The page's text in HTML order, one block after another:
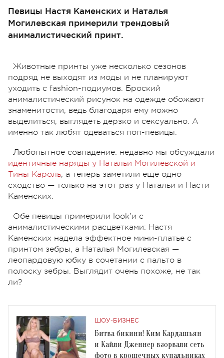
Певицы Настя Каменских и Наталья
Могилевская примерили трендовый
анималистический принт.
Животные принты уже несколько сезонов
подряд не выходят из моды и не планируют
уходить с fashion-подиумов. Броский
анималистический рисунок на одежде обожают
знаменитости, ведь благодаря ему можно
выделиться, выглядеть дерзко и сексуально. А
именно так любят одеваться поп-певицы.
Любопытное совпадение: недавно мы обсуждали
идентичные наряды у Натальи Могилевской и
Тины Кароль, а теперь заметили еще одно
сходство — только на этот раз у Натальи и Насти
Каменских.
Обе певицы примерили look’и с
анималистическими расцветками: Настя
Каменских надела эффектное мини-платье с
принтом зебры, а Наталья Могилевская —
леопардовую юбку в сочетании с пальто в
полоску зебры. Выглядит очень похоже, не так
ли?
ШОУ-БИЗНЕС
Битва бикини! Ким Кардашьян
и Кайли Дженнер взорвали сеть
фото в крошечных купальниках